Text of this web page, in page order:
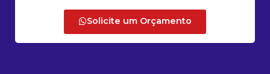
Solicite um Orçamento